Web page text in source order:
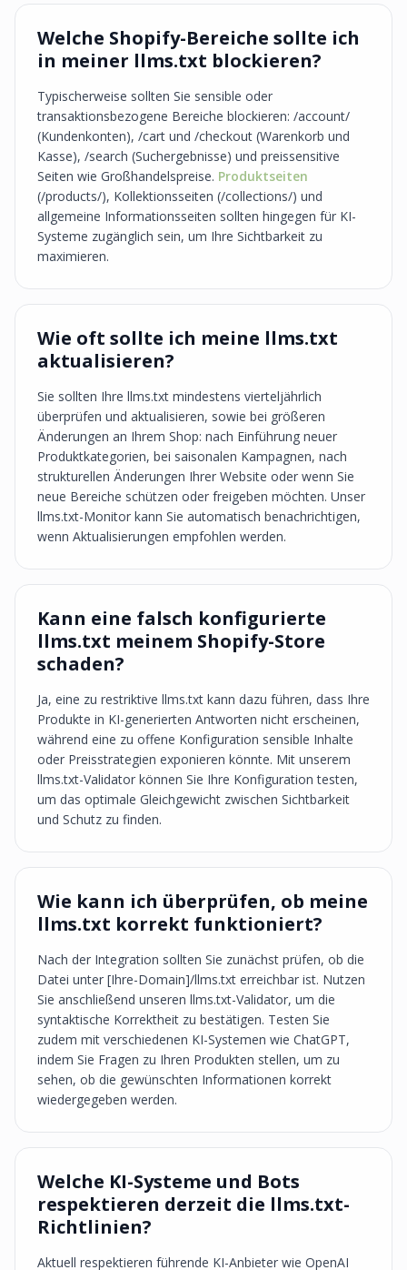
Welche Shopify-Bereiche sollte ich
in meiner llms.txt blockieren?
Typischerweise sollten Sie sensible oder
transaktionsbezogene Bereiche blockieren: /account/
(Kundenkonten), /cart und /checkout (Warenkorb und
Kasse), /search (Suchergebnisse) und preissensitive
Seiten wie Großhandelspreise. Produktseiten
(/products/), Kollektionsseiten (/collections/) und
allgemeine Informationsseiten sollten hingegen für KI-
Systeme zugänglich sein, um Ihre Sichtbarkeit zu
maximieren.
Wie oft sollte ich meine llms.txt
aktualisieren?
Sie sollten Ihre llms.txt mindestens vierteljährlich
überprüfen und aktualisieren, sowie bei größeren
Änderungen an Ihrem Shop: nach Einführung neuer
Produktkategorien, bei saisonalen Kampagnen, nach
strukturellen Änderungen Ihrer Website oder wenn Sie
neue Bereiche schützen oder freigeben möchten. Unser
llms.txt-Monitor kann Sie automatisch benachrichtigen,
wenn Aktualisierungen empfohlen werden.
Kann eine falsch konfigurierte
llms.txt meinem Shopify-Store
schaden?
Ja, eine zu restriktive llms.txt kann dazu führen, dass Ihre
Produkte in KI-generierten Antworten nicht erscheinen,
während eine zu offene Konfiguration sensible Inhalte
oder Preisstrategien exponieren könnte. Mit unserem
llms.txt-Validator können Sie Ihre Konfiguration testen,
um das optimale Gleichgewicht zwischen Sichtbarkeit
und Schutz zu finden.
Wie kann ich überprüfen, ob meine
llms.txt korrekt funktioniert?
Nach der Integration sollten Sie zunächst prüfen, ob die
Datei unter [Ihre-Domain]/llms.txt erreichbar ist. Nutzen
Sie anschließend unseren llms.txt-Validator, um die
syntaktische Korrektheit zu bestätigen. Testen Sie
zudem mit verschiedenen KI-Systemen wie ChatGPT,
indem Sie Fragen zu Ihren Produkten stellen, um zu
sehen, ob die gewünschten Informationen korrekt
wiedergegeben werden.
Welche KI-Systeme und Bots
respektieren derzeit die llms.txt-
Richtlinien?
Aktuell respektieren führende KI-Anbieter wie OpenAI